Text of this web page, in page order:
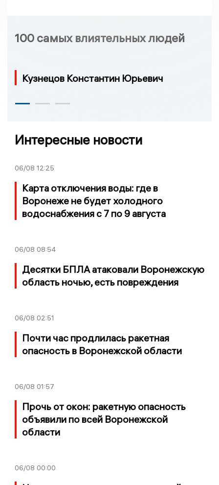
100 самых влиятельных людей
Кузнецов Константин Юрьевич
Интересные новости
06/08 12:25
Карта отключения воды: где в
Воронеже не будет холодного
водоснабжения с 7 по 9 августа
06/08 08:54
Десятки БПЛА атаковали Воронежскую
область ночью, есть повреждения
06/08 02:51
Почти час продлилась ракетная
опасность в Воронежской области
06/08 01:57
Прочь от окон: ракетную опасность
объявили по всей Воронежской
области
06/08 00:00